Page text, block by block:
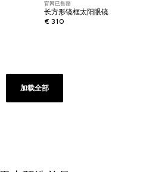
官网已售罄
长方形镜框太阳眼镜
€ 310
加载全部